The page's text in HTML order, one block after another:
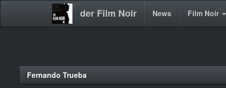
der Film Noir
Main News Film Noir
Fernando Trueba